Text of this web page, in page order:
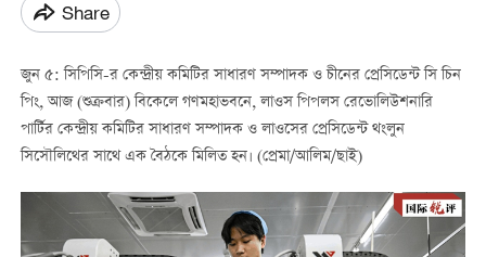
Share
জুন ৫: সিপিসি-র কেন্দ্রীয় কমিটির সাধারণ সম্পাদক ও চীনের প্রেসিডেন্ট সি চিন
পিং, আজ (শুক্রবার) বিকেলে গণমহাভবনে, লাওস পিপলস রেভোলিউশনারি
পার্টির কেন্দ্রীয় কমিটির সাধারণ সম্পাদক ও লাওসের প্রেসিডেন্ট থংলুন
সিসৌলিথের সাথে এক বৈঠকে মিলিত হন। (প্রেমা/আলিম/ছাই)